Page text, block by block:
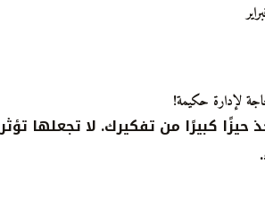
لإدارة حكيمة!
حيزًا كبيرًا من تفكيرك. لا تجعلها